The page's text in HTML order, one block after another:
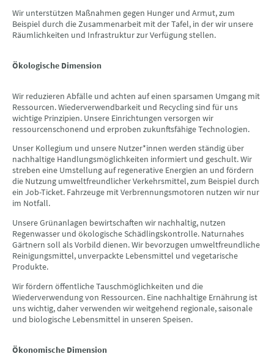
Wir unterstützen Maßnahmen gegen Hunger und Armut, zum
Beispiel durch die Zusammenarbeit mit der Tafel, in der wir unsere
Räumlichkeiten und Infrastruktur zur Verfügung stellen.
Ökologische Dimension
Wir reduzieren Abfälle und achten auf einen sparsamen Umgang mit
Ressourcen. Wiederverwendbarkeit und Recycling sind für uns
wichtige Prinzipien. Unsere Einrichtungen versorgen wir
ressourcenschonend und erproben zukunftsfähige Technologien.
Unser Kollegium und unsere Nutzer*innen werden ständig über
nachhaltige Handlungsmöglichkeiten informiert und geschult. Wir
streben eine Umstellung auf regenerative Energien an und fördern
die Nutzung umweltfreundlicher Verkehrsmittel, zum Beispiel durch
ein Job-Ticket. Fahrzeuge mit Verbrennungsmotoren nutzen wir nur
im Notfall.
Unsere Grünanlagen bewirtschaften wir nachhaltig, nutzen
Regenwasser und ökologische Schädlingskontrolle. Naturnahes
Gärtnern soll als Vorbild dienen. Wir bevorzugen umweltfreundliche
Reinigungsmittel, unverpackte Lebensmittel und vegetarische
Produkte.
Wir fördern öffentliche Tauschmöglichkeiten und die
Wiederverwendung von Ressourcen. Eine nachhaltige Ernährung ist
uns wichtig, daher verwenden wir weitgehend regionale, saisonale
und biologische Lebensmittel in unseren Speisen.
Ökonomische Dimension